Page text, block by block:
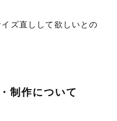
ズ直しして欲しいとの
制作について